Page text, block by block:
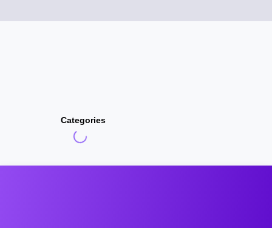
Categories